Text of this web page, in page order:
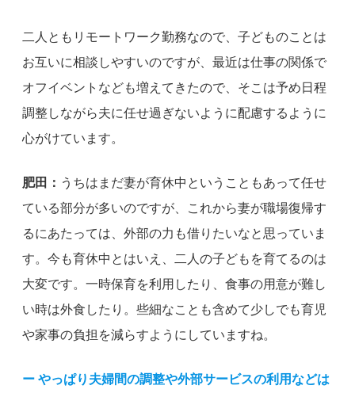
二人ともリモートワーク勤務なので、子どものことは
お互いに相談しやすいのですが、最近は仕事の関係で
オフイベントなども増えてきたので、そこは予め日程
調整しながら夫に任せ過ぎないように配慮するように
心がけています。
肥田： うちはまだ妻が育休中ということもあって任せ
ている部分が多いのですが、これから妻が職場復帰す
るにあたっては、外部の力も借りたいなと思っていま
す。今も育休中とはいえ、二人の子どもを育てるのは
大変です。一時保育を利用したり、食事の用意が難し
い時は外食したり。些細なことも含めて少しでも育児
や家事の負担を減らすようにしていますね。
ー やっぱり夫婦間の調整や外部サービスの利用などは